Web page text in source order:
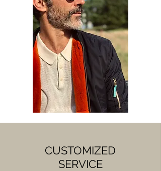
CUSTOMIZED
SERVICE